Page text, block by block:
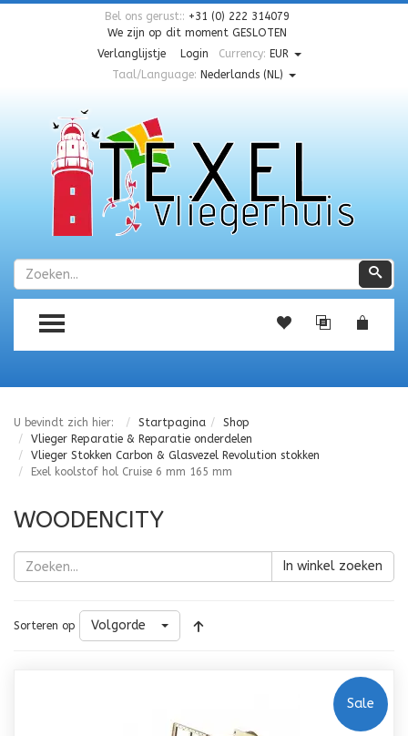
Bel ons gerust:: +31 (0) 222 314079
We zijn op dit moment GESLOTEN
Verlanglijstje
Login Currency: EUR
Taal/Language: Nederlands (NL)
Zoeken
TOGGLE MENU
U bevindt zich hier: Startpagina
Shop
Vlieger Reparatie & Reparatie onderdelen
Vlieger Stokken Carbon & Glasvezel Revolution stokken
Exel koolstof hol Cruise 6 mm 165 mm
WOODENCITY
In winkel zoeken
Sorteren op Volgorde
Sale